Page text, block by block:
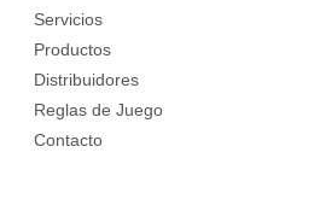
Servicios
Productos
Distribuidores
Reglas de Juego
Contacto